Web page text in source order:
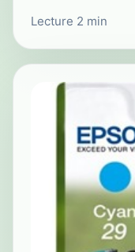
Lecture 2 min